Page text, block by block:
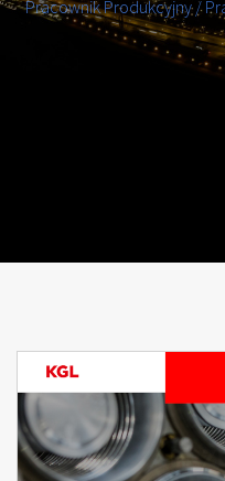
Pracownik Produkcyjny /